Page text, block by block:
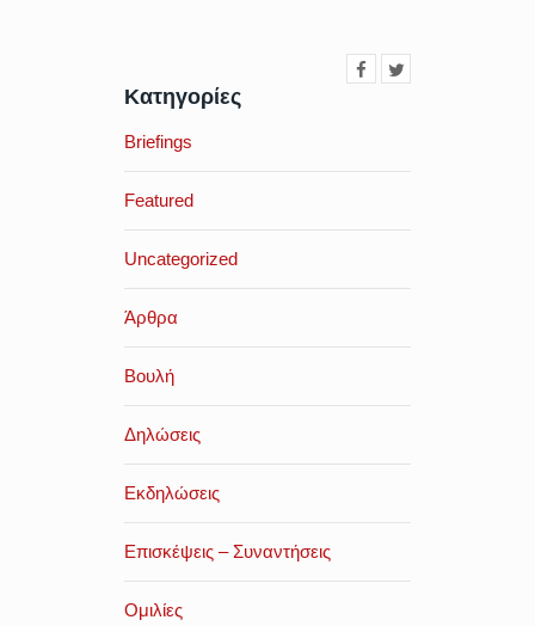
Κατηγορίες
Briefings
Featured
Uncategorized
Άρθρα
Βουλή
Δηλώσεις
Εκδηλώσεις
Επισκέψεις – Συναντήσεις
Ομιλίες